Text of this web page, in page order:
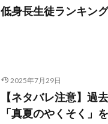
低身長生徒ランキン
2025年7月29日
【ネタバレ注意】過
「真夏のやくそく」